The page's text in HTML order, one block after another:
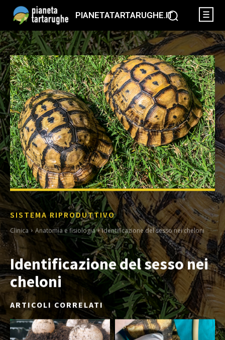
PIANETATARTARUGHE.IT
SISTEMA RIPRODUTTIVO
Clinica Anatomia e fisiologia Identificazione del sesso nei cheloni
Identificazione del sesso nei
cheloni
ARTICOLI CORRELATI